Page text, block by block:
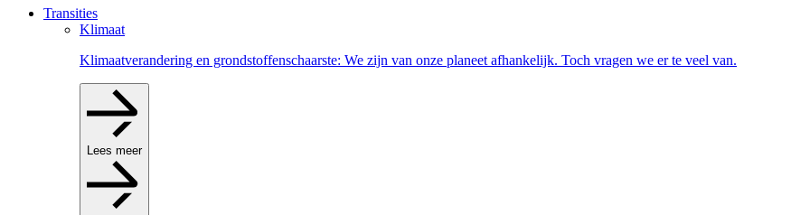
Transities
Klimaat
Klimaatverandering en grondstoffenschaarste: We zijn van onze planeet afhankelijk. Toch vragen we er te veel van.
Lees meer